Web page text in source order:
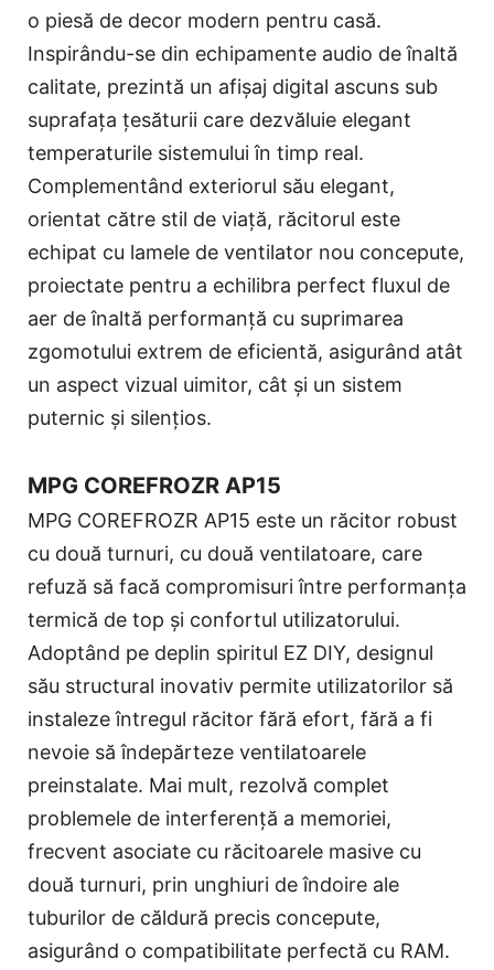
o piesă de decor modern pentru casă.
Inspirându-se din echipamente audio de înaltă
calitate, prezintă un afișaj digital ascuns sub
suprafața țesăturii care dezvăluie elegant
temperaturile sistemului în timp real.
Complementând exteriorul său elegant,
orientat către stil de viață, răcitorul este
echipat cu lamele de ventilator nou concepute,
proiectate pentru a echilibra perfect fluxul de
aer de înaltă performanță cu suprimarea
zgomotului extrem de eficientă, asigurând atât
un aspect vizual uimitor, cât și un sistem
puternic și silențios.
MPG COREFROZR AP15
MPG COREFROZR AP15 este un răcitor robust
cu două turnuri, cu două ventilatoare, care
refuză să facă compromisuri între performanța
termică de top și confortul utilizatorului.
Adoptând pe deplin spiritul EZ DIY, designul
său structural inovativ permite utilizatorilor să
instaleze întregul răcitor fără efort, fără a fi
nevoie să îndepărteze ventilatoarele
preinstalate. Mai mult, rezolvă complet
problemele de interferență a memoriei,
frecvent asociate cu răcitoarele masive cu
două turnuri, prin unghiuri de îndoire ale
tuburilor de căldură precis concepute,
asigurând o compatibilitate perfectă cu RAM.